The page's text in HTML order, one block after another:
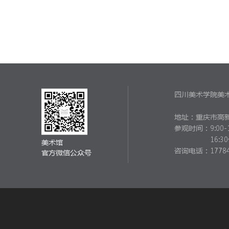
美术馆
官方微信公众号
四川美术学院美
地址：重庆市高
参观时间： 9:00-
咨询电话：